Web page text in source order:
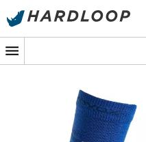
Sommarerbjudanden 🔥 -5